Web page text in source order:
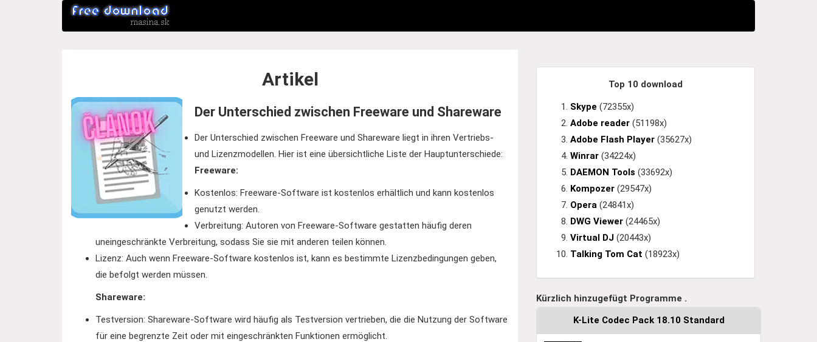
Artikel
Der Unterschied zwischen Freeware und Shareware
Der Unterschied zwischen Freeware und Shareware liegt in ihren Vertriebs-
und Lizenzmodellen. Hier ist eine übersichtliche Liste der Hauptunterschiede:
Freeware:
Kostenlos: Freeware-Software ist kostenlos erhältlich und kann kostenlos
genutzt werden.
Verbreitung: Autoren von Freeware-Software gestatten häufig deren
uneingeschränkte Verbreitung, sodass Sie sie mit anderen teilen können.
Lizenz: Auch wenn Freeware-Software kostenlos ist, kann es bestimmte Lizenzbedingungen geben,
die befolgt werden müssen.
Shareware:
Testversion: Shareware-Software wird häufig als Testversion vertrieben, die die Nutzung der Software
für eine begrenzte Zeit oder mit eingeschränkten Funktionen ermöglicht.
Top 10 download
Skype (72355x)
Adobe reader (51198x)
Adobe Flash Player (35627x)
Winrar (34224x)
DAEMON Tools (33692x)
Kompozer (29547x)
Opera (24841x)
DWG Viewer (24465x)
Virtual DJ (20443x)
Talking Tom Cat (18923x)
Kürzlich hinzugefügt Programme .
K-Lite Codec Pack 18.10 Standard